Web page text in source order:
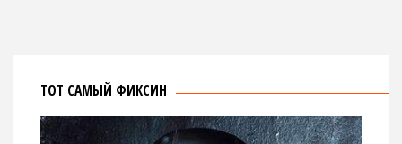
ТОТ САМЫЙ ФИКСИН